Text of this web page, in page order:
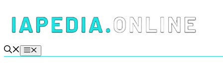
contenido
Menú